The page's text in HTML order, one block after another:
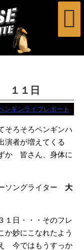
１日
ンギンライブレポート
そろそろペンギンハ
演者が増えてくる
か 皆さん、身体に
ソングライター 大
１日・・・そのフレ
か妙にこなれたよう
今ではもうすっか